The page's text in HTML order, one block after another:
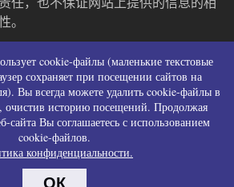
任，也不保证网站上提供的信息的相
。
(политика в
персональных данных)
файлов cookies
персональных данных
персональных
cookie-файлы (маленькие текстовые
сохраняет при посещении сайтов на
Вы всегда можете удалить cookie-файлы в
очистив историю посещений. Продолжая
сайта Вы соглашаетесь с использованием
cookie-файлов.
конфиденциальности.
ОК